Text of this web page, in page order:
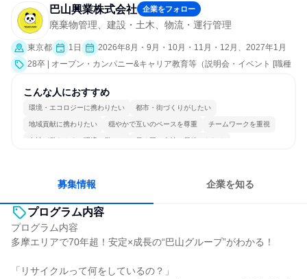
巴山興業株式会社 企業をフォロー
廃棄物管理、建設・土木、物流・運行管理
東京都 1日
2026年8月・9月・10月・11月・12月、2027年1月
28卒 | オープン・カンパニー&キャリア教育等（説明会・イベント [職種
こんな人におすすめ
環境・エコロジーに携わりたい 都市・街づくりがしたい
地域貢献に携わりたい 穏やかで互いのペースを尊重 チームワークを重視
女性が働きやすい環境で働ける 長く同じ会社に居続けられる
募集情報 企業を知る
プログラム内容
プログラム内容
多摩エリアで70年超！安定×成長の“巴山グループ”がわかる！
「リサイクルって何をしているの？」